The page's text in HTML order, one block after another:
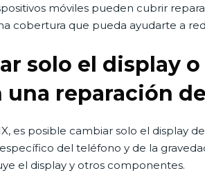
móviles pueden cubrir
cobertura que pueda ayudarte a
solo el display
reparación
es posible cambiar solo el display
del teléfono y de la
el display y otros componentes.